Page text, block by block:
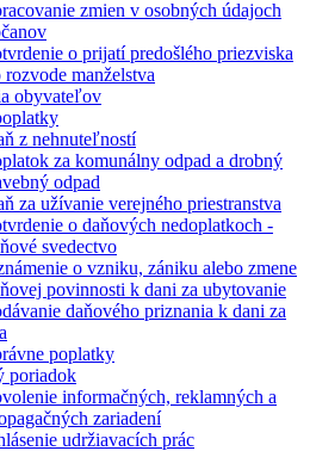
zmien v osobných údajoch
o prijatí predošlého priezviska
rozvode manželstva
obyvateľov
z nehnuteľností
za komunálny odpad a drobný
odpad
za užívanie verejného priestranstva
o daňových nedoplatkoch -
svedectvo
o vzniku, zániku alebo zmene
povinnosti k dani za ubytovanie
daňového priznania k dani za
poplatky
poriadok
informačných, reklamných a
zariadení
udržiavacích prác